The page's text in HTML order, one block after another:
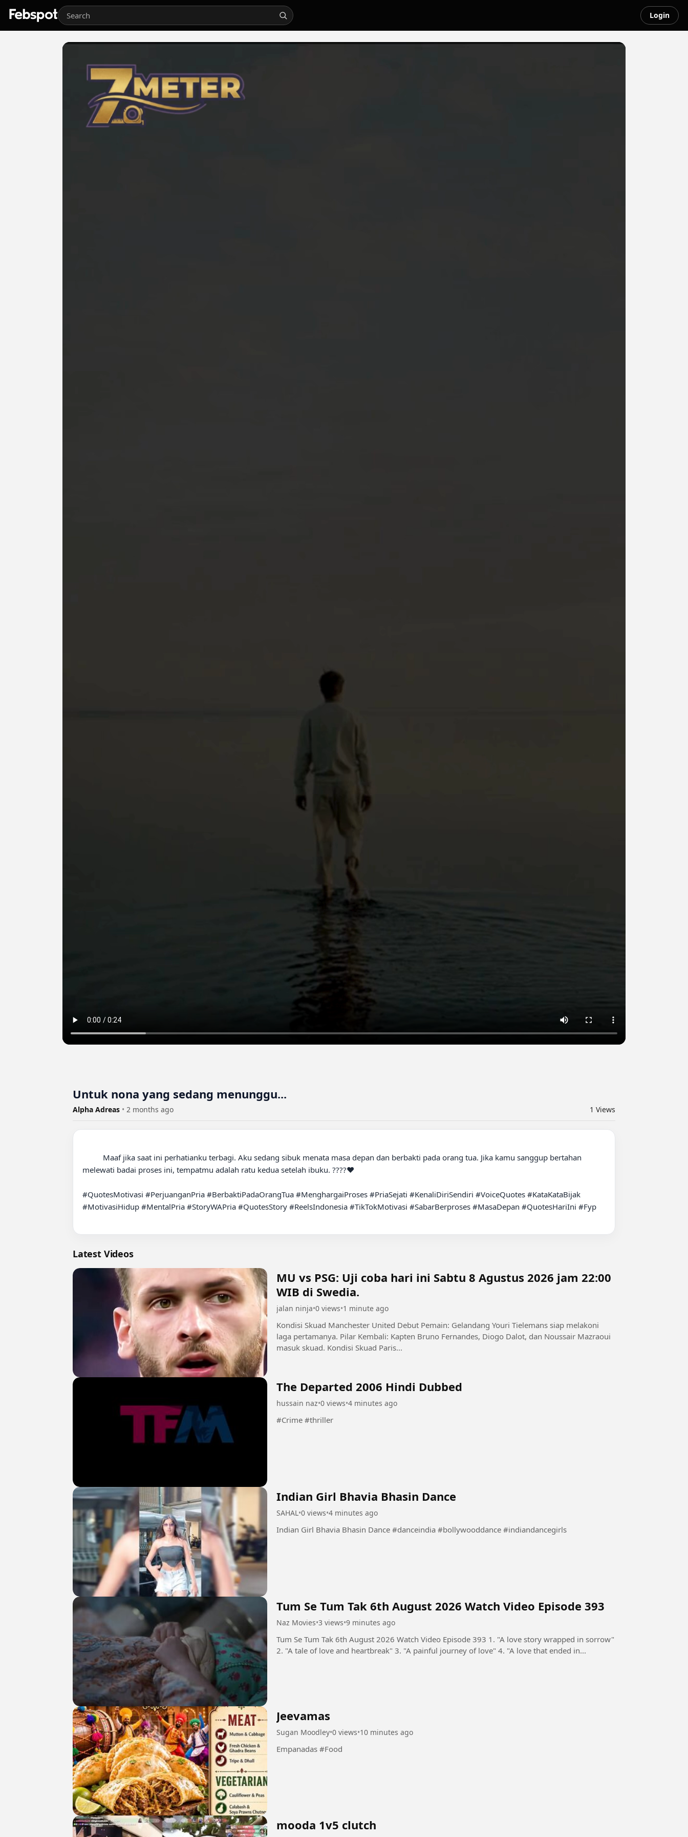
Login
Untuk nona yang sedang menunggu...
Alpha Adreas • 2 months ago 1 Views
melewati badai proses ini, tempatmu adalah ratu kedua setelah ibuku. ????❤️
#QuotesMotivasi #PerjuanganPria #BerbaktiPadaOrangTua #MenghargaiProses #PriaSejati #KenaliDiriSendiri #VoiceQuotes #KataKataBijak
#MotivasiHidup #MentalPria #StoryWAPria #QuotesStory #ReelsIndonesia #TikTokMotivasi #SabarBerproses #MasaDepan #QuotesHariIni #Fyp
Latest Videos
MU vs PSG: Uji coba hari ini Sabtu 8 Agustus 2026 jam 22:00
WIB di Swedia.
jalan ninja•0 views•1 minute ago
Kondisi Skuad Manchester United Debut Pemain: Gelandang Youri Tielemans siap melakoni
laga pertamanya. Pilar Kembali: Kapten Bruno Fernandes, Diogo Dalot, dan Noussair Mazraoui
masuk skuad. Kondisi Skuad Paris...
The Departed 2006 Hindi Dubbed
hussain naz•0 views•4 minutes ago
#Crime #thriller
Indian Girl Bhavia Bhasin Dance
SAHAL•0 views•4 minutes ago
Indian Girl Bhavia Bhasin Dance #danceindia #bollywooddance #indiandancegirls
Tum Se Tum Tak 6th August 2026 Watch Video Episode 393
Naz Movies•3 views•9 minutes ago
Tum Se Tum Tak 6th August 2026 Watch Video Episode 393 1. "A love story wrapped in sorrow"
2. "A tale of love and heartbreak" 3. "A painful journey of love" 4. "A love that ended in...
Jeevamas
Sugan Moodley•0 views•10 minutes ago
Empanadas #Food
mooda 1v5 clutch